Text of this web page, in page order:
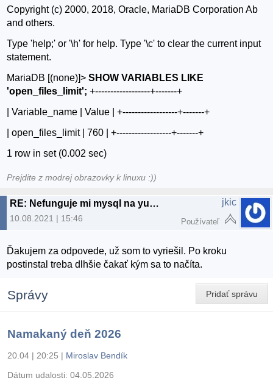
Copyright (c) 2000, 2018, Oracle, MariaDB Corporation Ab
and others.
Type 'help;' or '\h' for help. Type '\c' to clear the current input
statement.
MariaDB [(none)]>SHOW VARIABLES LIKE
'open_files_limit'; +------------------+-------+
| Variable_name | Value | +------------------+-------+
| open_files_limit | 760 | +------------------+-------+
1 row in set (0.002 sec)
Prejdite z modrej obrazovky k linuxu :))
RE: Nefunguje mi mysql na yunohost
10.08.2021 | 15:46
jkic
Používateľ
Ďakujem za odpovede, už som to vyriešil. Po kroku
postinstal treba dlhšie čakať kým sa to načíta.
Pridať správu
Správy
Namakaný deň 2026
20.04 | 20:25 | Miroslav Bendík
Dátum udalosti: 04.05.2026